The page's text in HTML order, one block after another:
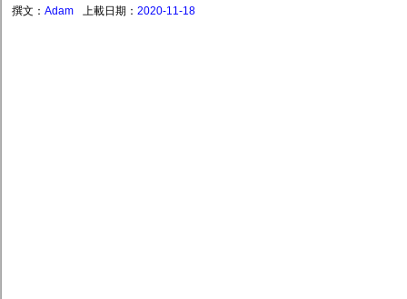
撰文： Adam 上載日期： 2020-11-18